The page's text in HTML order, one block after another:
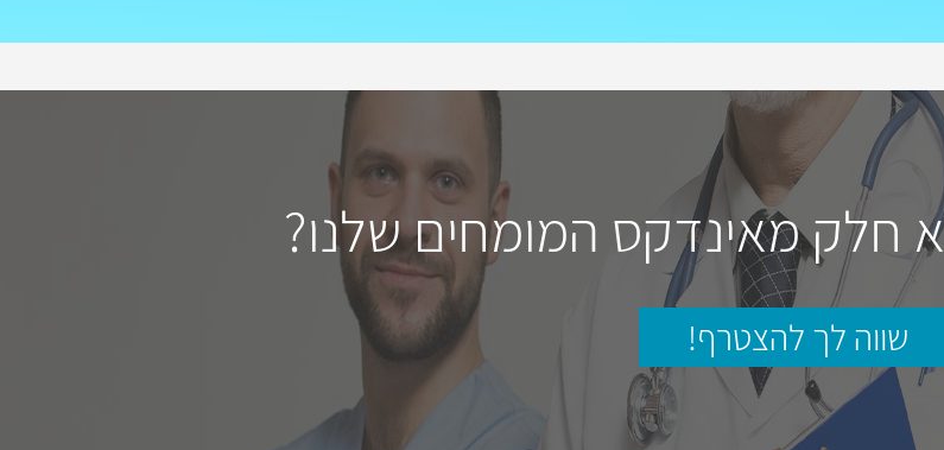
חלק מאינדקס המומחים שלנו?
שווה לך להצטרף!